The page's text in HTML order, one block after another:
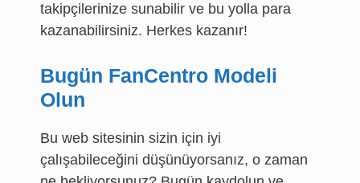
takipçilerinize sunabilir ve bu yolla para
kazanabilirsiniz. Herkes kazanır!
Bugün FanCentro Modeli
Olun
Bu web sitesinin sizin için iyi
çalışabileceğini düşünüyorsanız, o zaman